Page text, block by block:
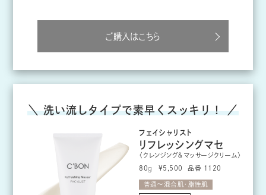
ご購入はこちら
＼ 洗い流しタイプで素早くスッキリ！ ／
フェイシャリスト
リフレッシングマセ
〈クレンジング＆マッサージクリーム〉
80g ¥5,500 品番 1120
普通～混合肌・脂性肌